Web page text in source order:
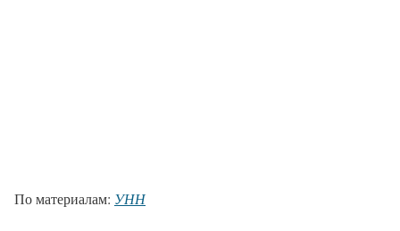
По материалам: УНН